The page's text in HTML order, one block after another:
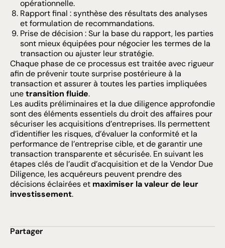
Partager
opérationnelle.
Rapport final : synthèse des résultats des analyses
et formulation de recommandations.
Prise de décision : Sur la base du rapport, les parties
sont mieux équipées pour négocier les termes de la
transaction ou ajuster leur stratégie.
Chaque phase de ce processus est traitée avec rigueur
afin de prévenir toute surprise postérieure à la
transaction et assurer à toutes les parties impliquées
une transition fluide.
Les audits préliminaires et la due diligence approfondie
sont des éléments essentiels du droit des affaires pour
sécuriser les acquisitions d’entreprises. Ils permettent
d’identifier les risques, d’évaluer la conformité et la
performance de l’entreprise cible, et de garantir une
transaction transparente et sécurisée. En suivant les
étapes clés de l’audit d’acquisition et de la Vendor Due
Diligence, les acquéreurs peuvent prendre des
décisions éclairées et maximiser la valeur de leur
investissement.